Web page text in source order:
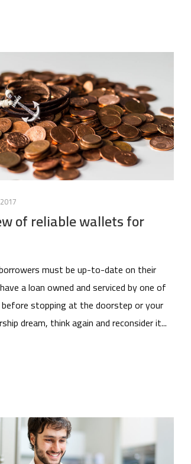
of reliable wallets for
must be up-to-date on their
a loan owned and serviced by one of
stopping at the doorstep or your
dream, think again and reconsider it...